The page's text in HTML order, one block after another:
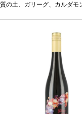
口中を満たす。濃厚でビロー
葡萄品種 ジ
テージが在庫切れの場合、
質の土、ガリーグ、カルダモ
口中を満たす。濃厚でビロ
タンニンがバランスとスト
牛肉ロー
葡萄品種 ジ
テージが在庫切れの場合、
ジに変更されますのでご了承